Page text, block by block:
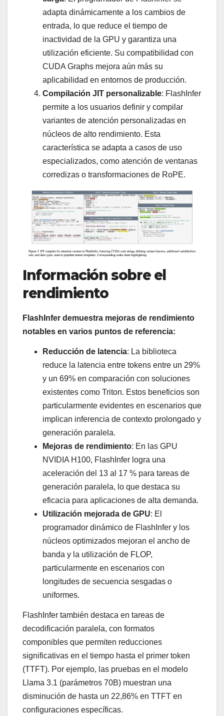
adapta dinámicamente a los cambios de
entrada, lo que reduce el tiempo de
inactividad de la GPU y garantiza una
utilización eficiente. Su compatibilidad con
CUDA Graphs mejora aún más su
aplicabilidad en entornos de producción.
Compilación JIT personalizable: FlashInfer
permite a los usuarios definir y compilar
variantes de atención personalizadas en
núcleos de alto rendimiento. Esta
característica se adapta a casos de uso
especializados, como atención de ventanas
corredizas o transformaciones de RoPE.
Información sobre el
rendimiento
FlashInfer demuestra mejoras de rendimiento
notables en varios puntos de referencia:
Reducción de latencia: La biblioteca
reduce la latencia entre tokens entre un 29%
y un 69% en comparación con soluciones
existentes como Triton. Estos beneficios son
particularmente evidentes en escenarios que
implican inferencia de contexto prolongado y
generación paralela.
Mejoras de rendimiento: En las GPU
NVIDIA H100, FlashInfer logra una
aceleración del 13 al 17 % para tareas de
generación paralela, lo que destaca su
eficacia para aplicaciones de alta demanda.
Utilización mejorada de GPU: El
programador dinámico de FlashInfer y los
núcleos optimizados mejoran el ancho de
banda y la utilización de FLOP,
particularmente en escenarios con
longitudes de secuencia sesgadas o
uniformes.
FlashInfer también destaca en tareas de
decodificación paralela, con formatos
componibles que permiten reducciones
significativas en el tiempo hasta el primer token
(TTFT). Por ejemplo, las pruebas en el modelo
Llama 3.1 (parámetros 70B) muestran una
disminución de hasta un 22,86% en TTFT en
configuraciones específicas.